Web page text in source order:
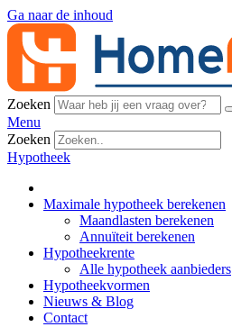
Ga naar de inhoud
Zoeken
Menu
Zoeken
Hypotheek
Maximale hypotheek berekenen
Maandlasten berekenen
Annuïteit berekenen
Hypotheekrente
Alle hypotheek aanbieders
Hypotheekvormen
Nieuws & Blog
Contact